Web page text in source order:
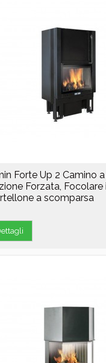
Forte Up 2 Camino
Forzata, Focolare
a scomparsa